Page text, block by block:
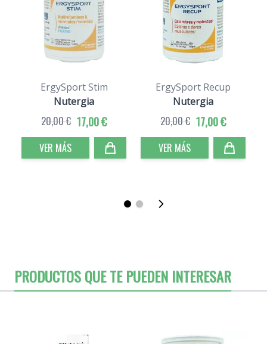
ErgySport Stim
Nutergia
17,00 €
20,00 €
VER MÁS
ErgySport Recup
Nutergia
17,00 €
20,00 €
VER MÁS
PRODUCTOS QUE TE PUEDEN INTERESAR